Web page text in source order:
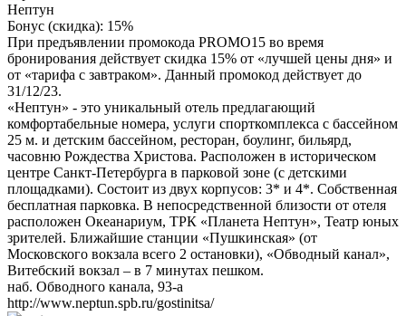
Нептун
Бонус (скидка): 15%
При предъявлении промокода PROMO15 во время
бронирования действует скидка 15% от «лучшей цены дня» и
от «тарифа с завтраком». Данный промокод действует до
31/12/23.
«Нептун» - это уникальный отель предлагающий
комфортабельные номера, услуги спорткомплекса с бассейном
25 м. и детским бассейном, ресторан, боулинг, бильярд,
часовню Рождества Христова. Расположен в историческом
центре Санкт-Петербурга в парковой зоне (с детскими
площадками). Состоит из двух корпусов: 3* и 4*. Собственная
бесплатная парковка. В непосредственной близости от отеля
расположен Океанариум, ТРК «Планета Нептун», Театр юных
зрителей. Ближайшие станции «Пушкинская» (от
Московского вокзала всего 2 остановки), «Обводный канал»,
Витебский вокзал – в 7 минутах пешком.
наб. Обводного канала, 93-а
http://www.neptun.spb.ru/gostinitsa/